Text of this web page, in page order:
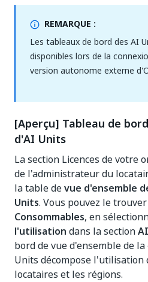
REMARQUE :
Les tableaux de bord des AI
disponibles lors de la
version autonome externe
[Aperçu] Tableau de
d'AI Units
La section Licences de votre
de l'administrateur du
la table devue d'ensemble
Units. Vous pouvez le
Consommables, en
l'utilisation dans la section
bord de vue d'ensemble de
Units décompose l'utilisation
locataires et les régions.